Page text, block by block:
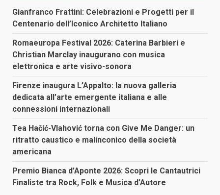
Gianfranco Frattini: Celebrazioni e Progetti per il
Centenario dell’Iconico Architetto Italiano
Romaeuropa Festival 2026: Caterina Barbieri e
Christian Marclay inaugurano con musica
elettronica e arte visivo-sonora
Firenze inaugura L’Appalto: la nuova galleria
dedicata all’arte emergente italiana e alle
connessioni internazionali
Tea Hačić-Vlahović torna con Give Me Danger: un
ritratto caustico e malinconico della società
americana
Premio Bianca d’Aponte 2026: Scopri le Cantautrici
Finaliste tra Rock, Folk e Musica d’Autore